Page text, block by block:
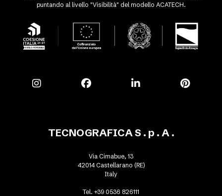
puntando al livello "Visibilità" del modello ACATECH.
TECNOGRAFICA S . p . A .
Via Cimabue, 13
42014 Castellarano (RE)
Italy
Tel. +39 0536 826111